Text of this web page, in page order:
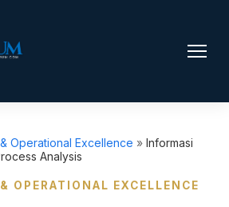
Operational Excellence » Informasi
Analysis
OPERATIONAL EXCELLENCE